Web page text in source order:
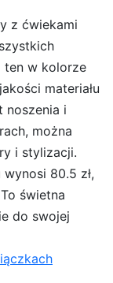
z ćwiekami
ten w kolorze
materiału
noszenia i
można
i stylizacji.
80.5 zł,
świetna
do swojej